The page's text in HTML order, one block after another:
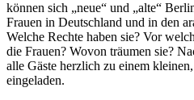
können sich „neue“ und „alte“
Frauen in Deutschland und in den
Welche Rechte haben sie? Vor
die Frauen? Wovon träumen sie?
alle Gäste herzlich zu einem
eingeladen.